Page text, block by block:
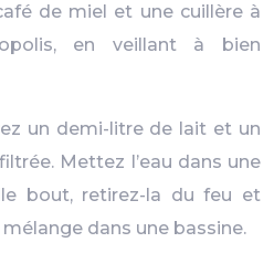
de miel et une cuillère à
en veillant à bien
un demi-litre de lait et un
Mettez l’eau dans une
bout, retirez-la du feu et
dans une bassine.